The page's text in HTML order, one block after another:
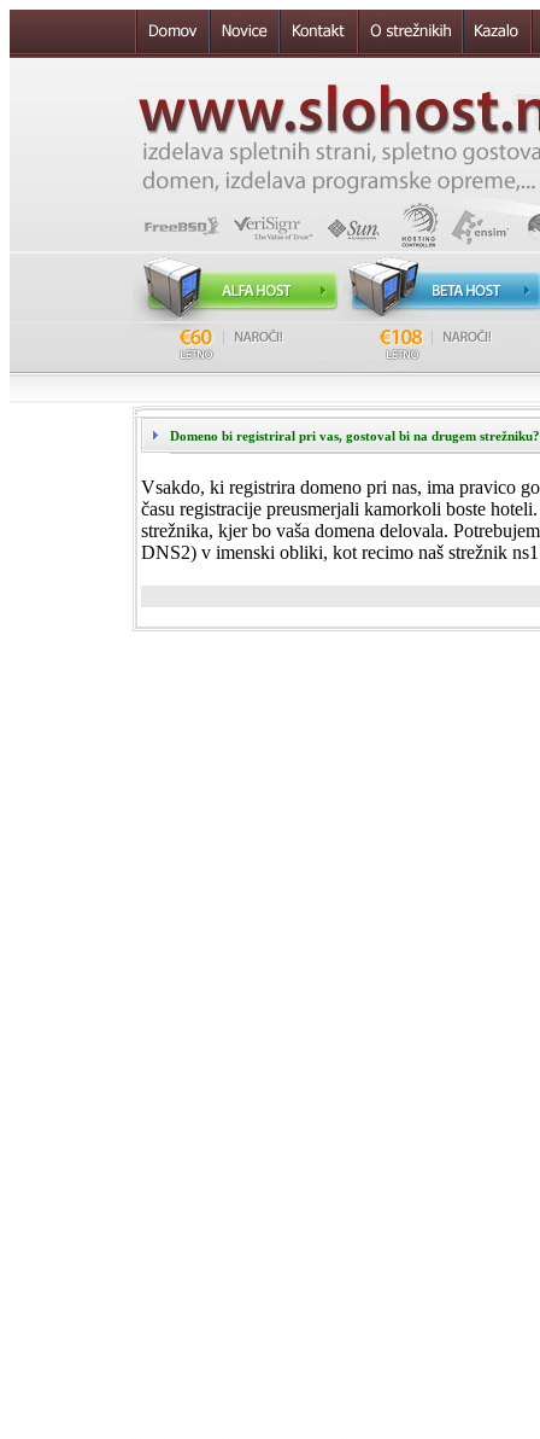
Domeno bi registriral pri vas, gostoval bi na drugem strežniku?
Vsakdo, ki registrira domeno pri nas, ima pravico
času registracije preusmerjali kamorkoli boste
strežnika, kjer bo vaša domena delovala.
DNS2) v imenski obliki, kot recimo naš strežnik